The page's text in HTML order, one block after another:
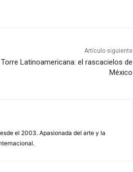
Artículo siguiente
Latinoamericana: el rascacielos de
México
el 2003. Apasionada del arte y la